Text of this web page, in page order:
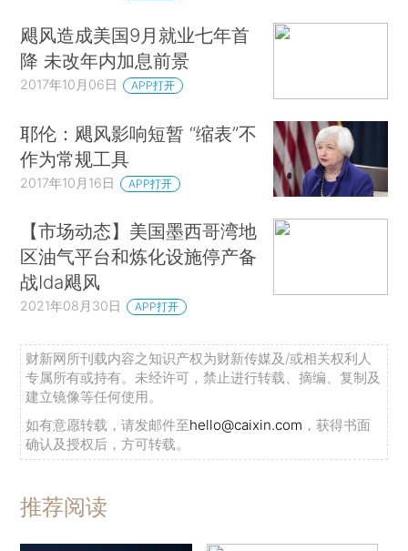
飓风造成美国9月就业七年首
降 未改年内加息前景
2017年10月06日 APP打开
耶伦：飓风影响短暂 “缩表”不
作为常规工具
2017年10月16日 APP打开
【市场动态】美国墨西哥湾地
区油气平台和炼化设施停产备
战Ida飓风
2021年08月30日 APP打开
财新网所刊载内容之知识产权为财新传媒及/或相关权利人
专属所有或持有。未经许可，禁止进行转载、摘编、复制及
建立镜像等任何使用。
如有意愿转载，请发邮件至hello@caixin.com ，获得书面
确认及授权后，方可转载。
推荐阅读